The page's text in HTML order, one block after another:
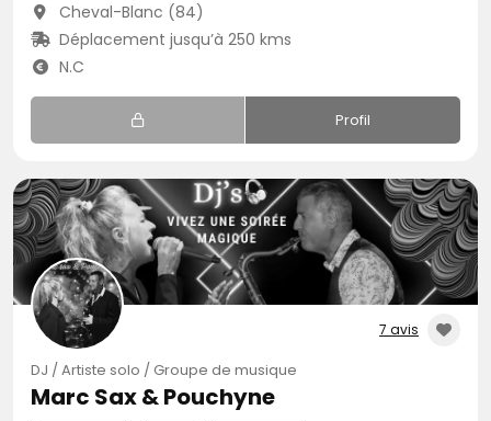
Cheval-Blanc (84)
Déplacement jusqu’à 250 kms
N.C
Profil
7 avis
DJ / Artiste solo / Groupe de musique
Marc Sax & Pouchyne